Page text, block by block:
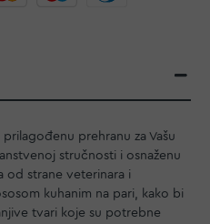
prilagođenu prehranu za Vašu
stručnosti i osnaženu
od strane veterinara i
kuhanim na pari, kako bi
tvari koje su potrebne